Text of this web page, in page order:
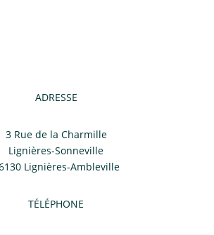
ADRESSE
3 Rue de la Charmille
Lignières-Sonneville
Lignières-Ambleville
TÉLÉPHONE